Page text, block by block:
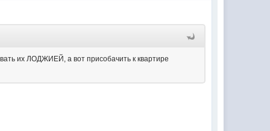
их ЛОДЖИЕЙ, а вот присобачить к квартире